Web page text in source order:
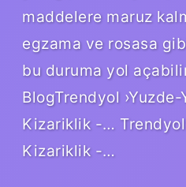
maddelere maruz
egzama ve rosasa
bu duruma yol
BlogTrendyol
Kizariklik -…
Kizariklik -…